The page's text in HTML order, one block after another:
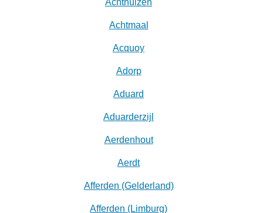
Achthuizen
Achtmaal
Acquoy
Adorp
Aduard
Aduarderzijl
Aerdenhout
Aerdt
Afferden (Gelderland)
Afferden (Limburg)